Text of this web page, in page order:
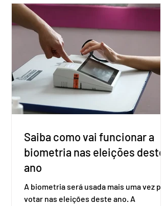
Saiba como vai funcionar a
biometria nas eleições deste
ano
A biometria será usada mais uma vez para
votar nas eleições deste ano. A